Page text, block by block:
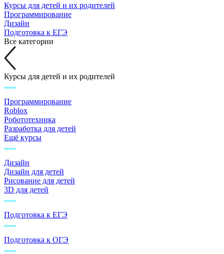
Курсы для детей и их родителей
Программирование
Дизайн
Подготовка к ЕГЭ
Все категории
Курсы для детей и их родителей
Программирование
Roblox
Робототехника
Разработка для детей
Ещё курсы
Дизайн
Дизайн для детей
Рисование для детей
3D для детей
Подготовка к ЕГЭ
Подготовка к ОГЭ